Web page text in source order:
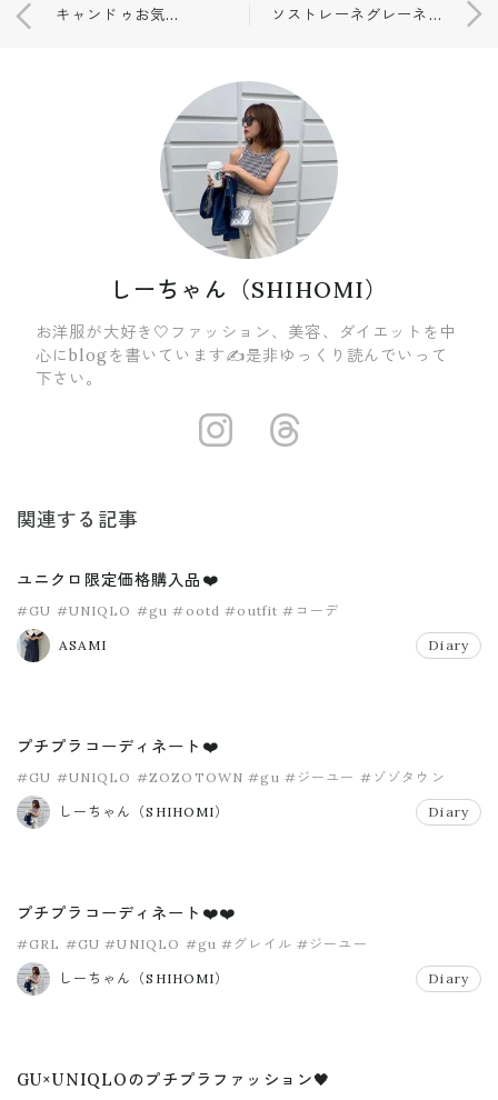
キャンドゥお気に入りリップ💄 ソストレーネグレーネ🔸♫✨
しーちゃん（SHIHOMI）
お洋服が大好き🤍ファッション、美容、ダイエットを中
心にblogを書いています✍️是非ゆっくり読んでいって
下さい。
https://
関連する記事
ユニクロ限定価格購入品❤️
#GU #UNIQLO #gu #ootd #outfit #コーデ
ASAMI Diary
プチプラコーディネート❤️
#GU #UNIQLO #ZOZOTOWN #gu #ジーユー #ゾゾタウン
しーちゃん（SHIHOMI） Diary
プチプラコーディネート❤️❤️
#GRL #GU #UNIQLO #gu #グレイル #ジーユー
しーちゃん（SHIHOMI） Diary
GU×UNIQLOのプチプラファッション🖤